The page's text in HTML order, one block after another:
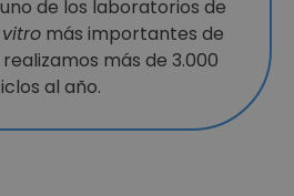
de los laboratorios de
más importantes de
más de 3.000
al año.